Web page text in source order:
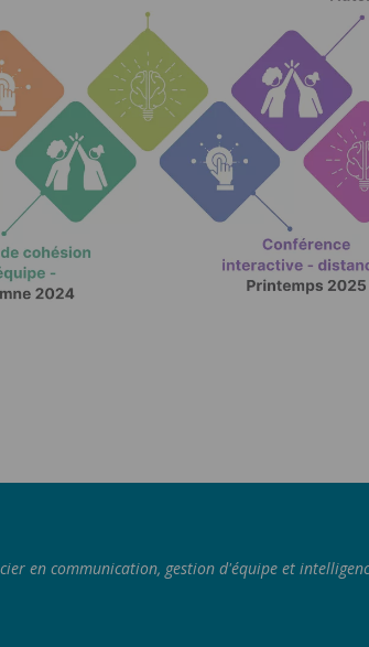
en communication, gestion d'équipe et